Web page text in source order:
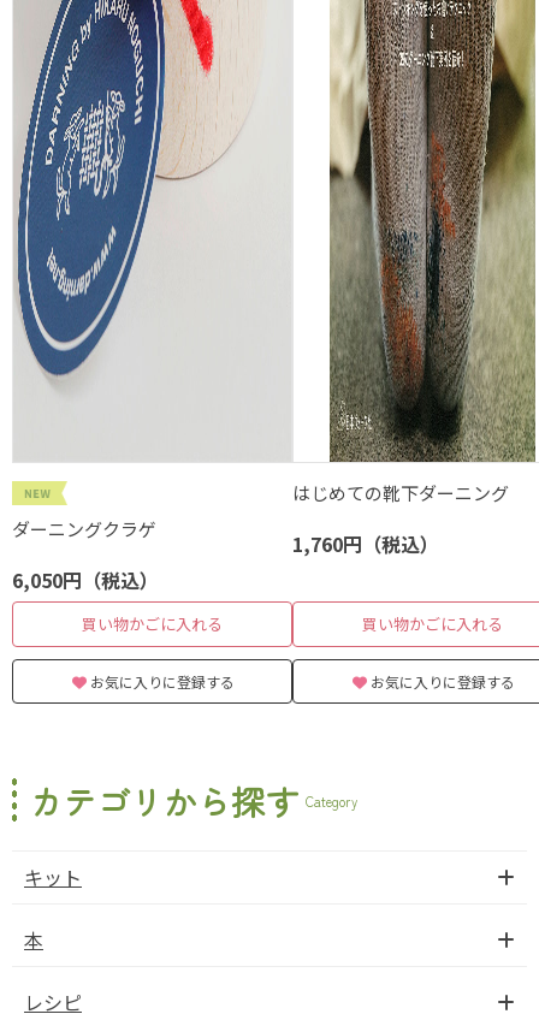
ダーニングクラゲ
6,050円（税込）
買い物かごに入れる
お気に入りに登録する
はじめての靴下ダーニング
1,760円（税込）
買い物かごに入れる
お気に入りに登録する
カテゴリから探す Category
キット
本
レシピ